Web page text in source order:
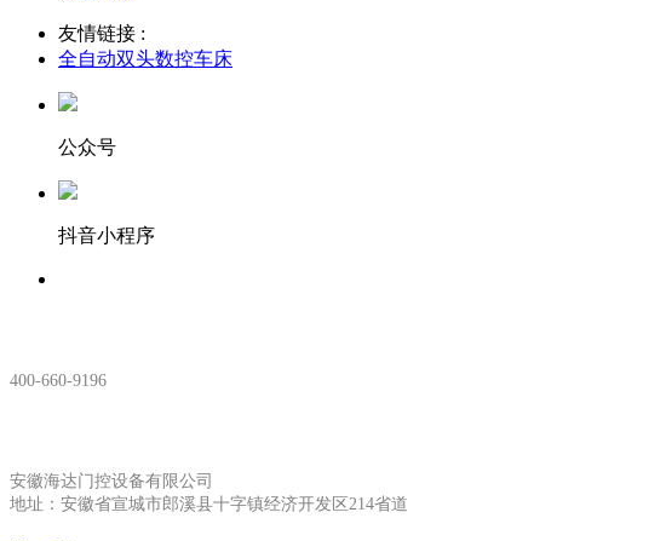
友情链接 :
全自动双头数控车床
公众号
抖音小程序
400-660-9196
安徽海达门控设备有限公司
地址：安徽省宣城市郎溪县十字镇经济开发区214省道